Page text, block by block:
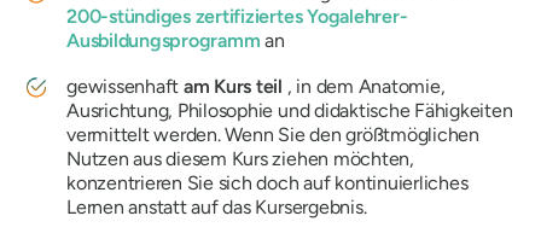
200-stündiges zertifiziertes Yogalehrer-
Ausbildungsprogramm an
gewissenhaft am Kurs teil , in dem Anatomie,
Ausrichtung, Philosophie und didaktische Fähigkeiten
vermittelt werden. Wenn Sie den größtmöglichen
Nutzen aus diesem Kurs ziehen möchten,
konzentrieren Sie sich doch auf kontinuierliches
Lernen anstatt auf das Kursergebnis.